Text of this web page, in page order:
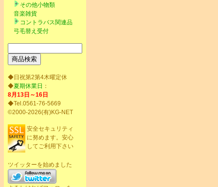
その他小物類
音楽雑貨
コントラバス関連品
弓毛替え受付
◆日祝第2第4木曜定休
◆夏期休業日 ：
8月13日～16日
◆Tel.0561-76-5669
©2000-2026(有)KG-NET
安全セキュリティ
に努めます。安心
してご利用下さい
ツイッターを始めました